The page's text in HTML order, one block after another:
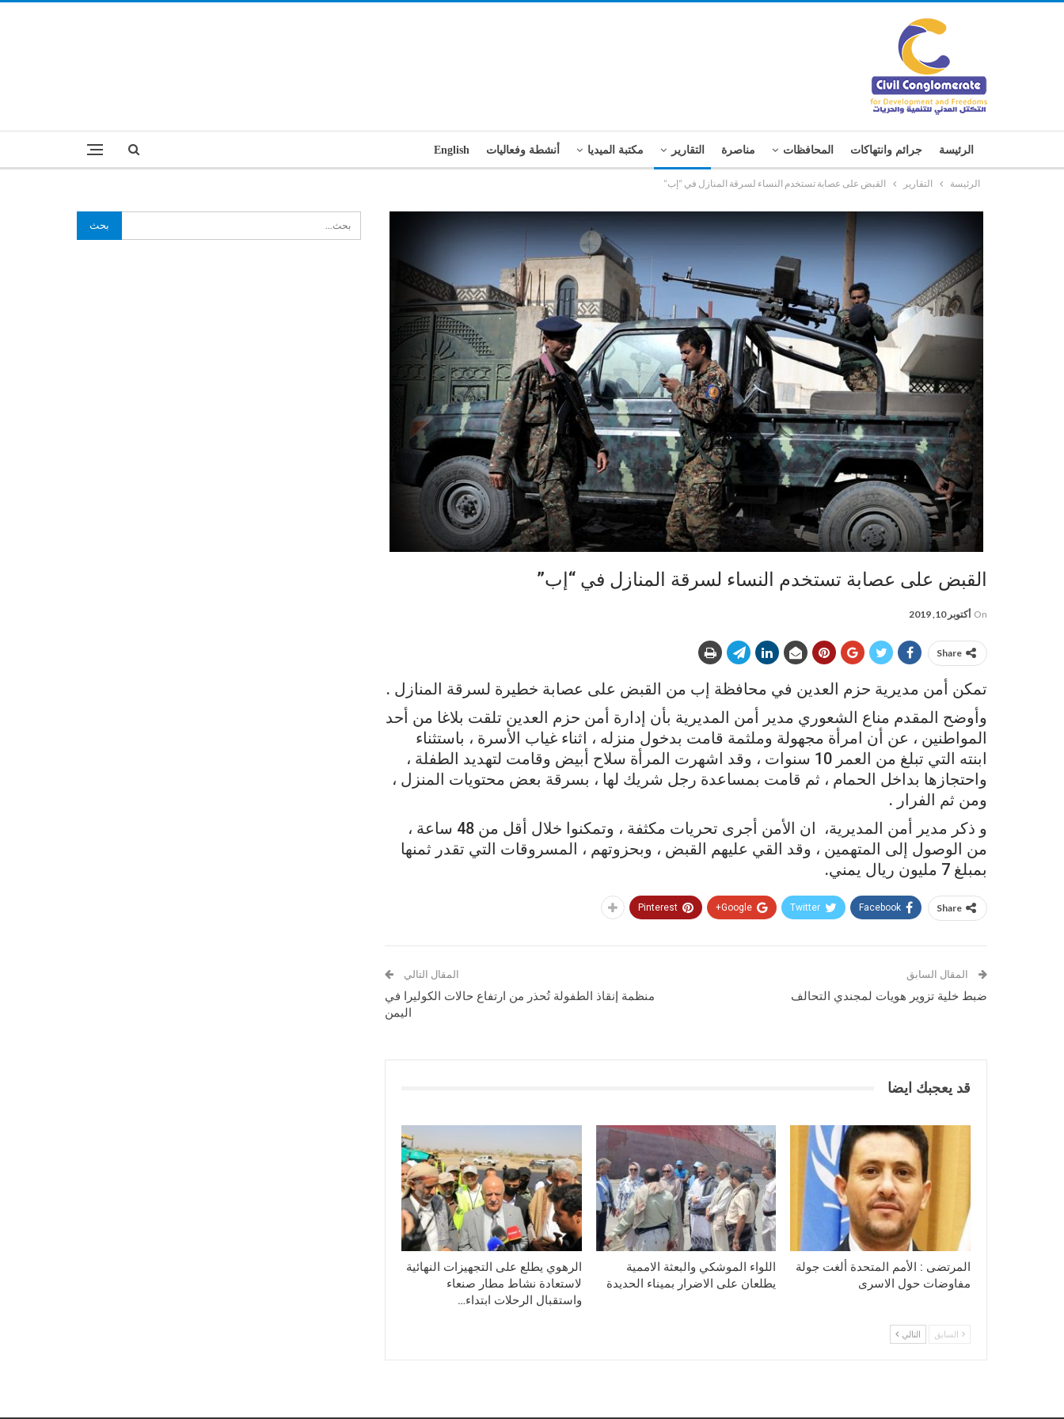
الرئيسة جرائم وانتهاكات المحافظات مناصرة التقارير مكتبة الميديا أنشطة وفعاليات English
الرئيسة التقارير القبض على عصابة تستخدم النساء لسرقة المنازل في “إب”
القبض على عصابة تستخدم النساء لسرقة المنازل في “إب”
On أكتوبر 10, 2019
Share
تمكن أمن مديرية حزم العدين في محافظة إب من القبض على عصابة خطيرة لسرقة المنازل .
وأوضح المقدم مناع الشعوري مدير أمن المديرية بأن إدارة أمن حزم العدين تلقت بلاغا من أحد
المواطنين ، عن أن امرأة مجهولة وملثمة قامت بدخول منزله ، اثناء غياب الأسرة ، باستثناء
ابنته التي تبلغ من العمر 10 سنوات ، وقد اشهرت المرأة سلاح أبيض وقامت لتهديد الطفلة ،
واحتجازها بداخل الحمام ، ثم قامت بمساعدة رجل شريك لها ، بسرقة بعض محتويات المنزل ،
ومن ثم الفرار .
و ذكر مدير أمن المديرية، ان الأمن أجرى تحريات مكثفة ، وتمكنوا خلال أقل من 48 ساعة ،
من الوصول إلى المتهمين ، وقد القي عليهم القبض ، وبحزوتهم ، المسروقات التي تقدر ثمنها
بمبلغ 7 مليون ريال يمني.
Share
Facebook
Twitter
Google+
Pinterest
المقال السابق
ضبط خلية تزوير هويات لمجندي التحالف
المقال التالي
منظمة إنقاذ الطفولة تُحذر من ارتفاع حالات الكوليرا في
اليمن
قد يعجبك ايضا
المرتضى : الأمم المتحدة ألغت جولة
مفاوضات حول الاسرى
اللواء الموشكي والبعثة الاممية
يطلعان على الاضرار بميناء الحديدة
الرهوي يطلع على التجهيزات النهائية
لاستعادة نشاط مطار صنعاء
واستقبال الرحلات ابتداء…
السابق التالي